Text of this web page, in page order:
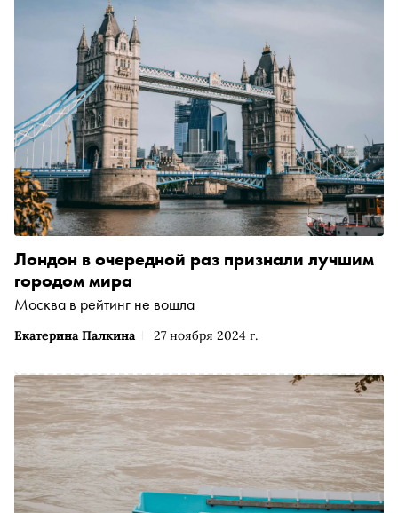
Екатерина Палкина 27 ноября 2024 г.
Лондон в очередной раз признали лучшим
городом мира
Москва в рейтинг не вошла